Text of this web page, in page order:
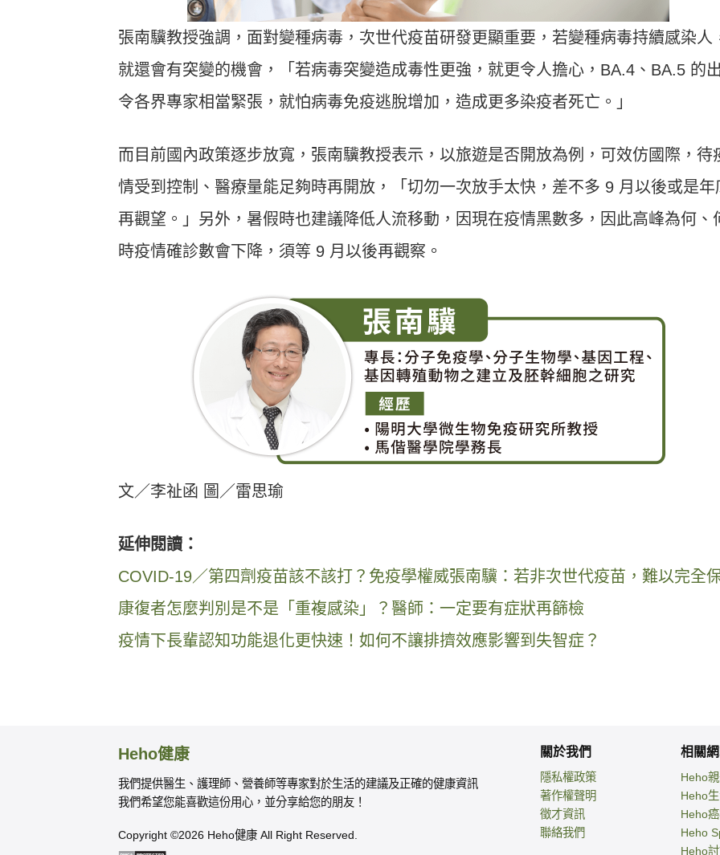
張南驥教授強調，面對變種病毒，次世代疫苗研發更顯重要，若變種病毒持續感染人
就還會有突變的機會，「若病毒突變造成毒性更強，就更令人擔心，BA.4、BA.5 的
令各界專家相當緊張，就怕病毒免疫逃脫增加，造成更多染疫者死亡。」
而目前國內政策逐步放寬，張南驥教授表示，以旅遊是否開放為例，可效仿國際，待
情受到控制、醫療量能足夠時再開放，「切勿一次放手太快，差不多 9 月以後或是年
再觀望。」另外，暑假時也建議降低人流移動，因現在疫情黑數多，因此高峰為何、
時疫情確診數會下降，須等 9 月以後再觀察。
文／李祉函 圖／雷思瑜
延伸閱讀：
COVID-19／第四劑疫苗該不該打？免疫學權威張南驥：若非次世代疫苗，難以完全
康復者怎麼判別是不是「重複感染」？醫師：一定要有症狀再篩檢
疫情下長輩認知功能退化更快速！如何不讓排擠效應影響到失智症？
Heho健康
我們提供醫生、護理師、營養師等專家對於生活的建議及正確的健康資訊
我們希望您能喜歡這份用心，並分享給您的朋友！
Copyright ©2026 Heho健康 All Right Reserved.
關於我們
隱私權政策
著作權聲明
徵才資訊
聯絡我們
相關
Heho
Heho
Heho
Heho
Heho